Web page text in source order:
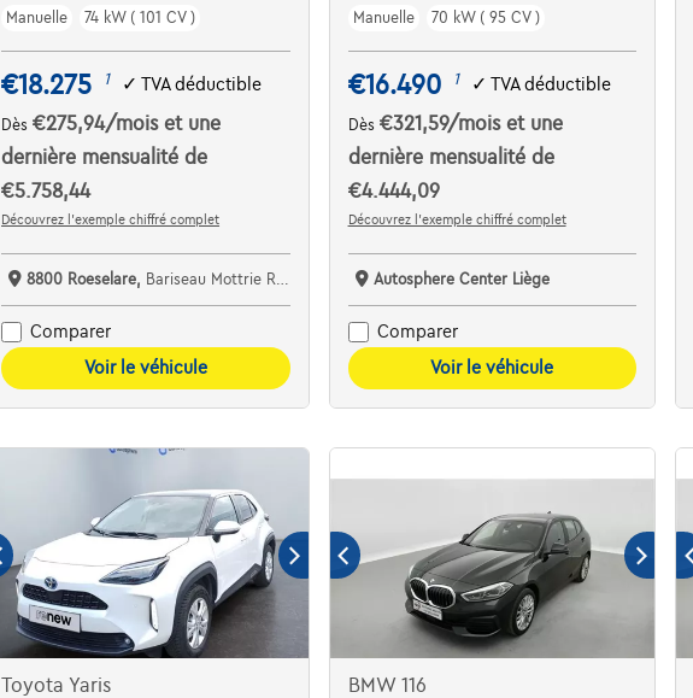
Manuelle
74 kW ( 101 CV )
€18.275 1 ✓TVA déductible
Dès€275,94/moiset une
dernière mensualité de
€5.758,44
Découvrez l’exemple chiffré complet
8800 Roeselare, Bariseau Mottrie Roeselare Noord
Comparer
Voir le véhicule
Manuelle
70 kW ( 95 CV )
€16.490 1 ✓ TVA déductible
Dès €321,59/mois et une
dernière mensualité de
€4.444,09
Découvrez l’exemple chiffré complet
Autosphere Center Liège
Comparer
Voir le véhicule
Toyota Yaris BMW 116